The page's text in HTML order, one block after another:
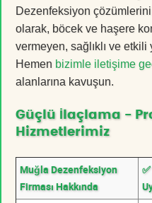
Dezenfeksiyon
olarak, böcek ve haşere
vermeyen, sağlıklı ve etkili
Hemen bizimle iletişime
alanlarına kavuşun.
Güçlü İlaçlama -
Hizmetlerimiz
Muğla Dezenfeksiyon
Firması Hakkında